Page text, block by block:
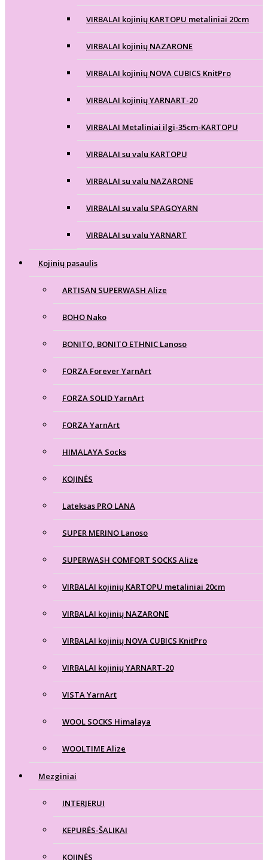
VIRBALAI kojinių KARTOPU metaliniai 20cm
VIRBALAI kojinių NAZARONE
VIRBALAI kojinių NOVA CUBICS KnitPro
VIRBALAI kojinių YARNART-20
VIRBALAI Metaliniai ilgi-35cm-KARTOPU
VIRBALAI su valu KARTOPU
VIRBALAI su valu NAZARONE
VIRBALAI su valu SPAGOYARN
VIRBALAI su valu YARNART
Kojinių pasaulis
ARTISAN SUPERWASH Alize
BOHO Nako
BONITO, BONITO ETHNIC Lanoso
FORZA Forever YarnArt
FORZA SOLID YarnArt
FORZA YarnArt
HIMALAYA Socks
KOJINĖS
Lateksas PRO LANA
SUPER MERINO Lanoso
SUPERWASH COMFORT SOCKS Alize
VIRBALAI kojinių KARTOPU metaliniai 20cm
VIRBALAI kojinių NAZARONE
VIRBALAI kojinių NOVA CUBICS KnitPro
VIRBALAI kojinių YARNART-20
VISTA YarnArt
WOOL SOCKS Himalaya
WOOLTIME Alize
Mezginiai
INTERJERUI
KEPURĖS-ŠALIKAI
KOJINĖS